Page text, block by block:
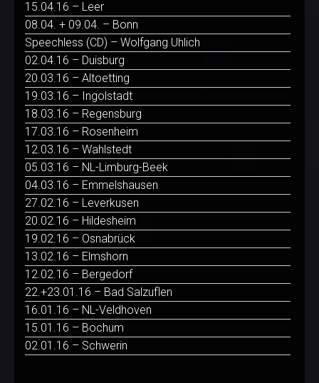
15.04.16 – Leer
08.04. + 09.04. – Bonn
Speechless (CD) – Wolfgang Uhlich
02.04.16 – Duisburg
20.03.16 – Altoetting
19.03.16 – Ingolstadt
18.03.16 – Regensburg
17.03.16 – Rosenheim
12.03.16 – Wahlstedt
05.03.16 – NL-Limburg-Beek
04.03.16 – Emmelshausen
27.02.16 – Leverkusen
20.02.16 – Hildesheim
19.02.16 – Osnabrück
13.02.16 – Elmshorn
12.02.16 – Bergedorf
22.+23.01.16 – Bad Salzuflen
16.01.16 – NL-Veldhoven
15.01.16 – Bochum
02.01.16 – Schwerin